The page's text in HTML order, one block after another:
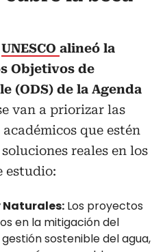
UNESCO alineó la
Objetivos de
(ODS) de la Agenda
van a priorizar las
que estén
reales en los
estudio:
Naturales: Los proyectos
en la mitigación del
sostenible del agua,